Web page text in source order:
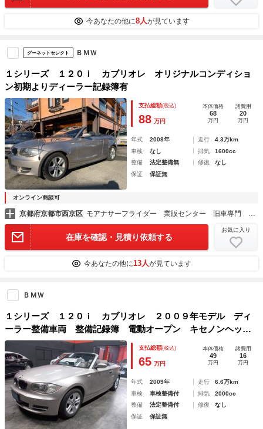
今あなたの他に8人が見ています
グーネットセレクト ＢＭＷ
１シリーズ １２０ｉ カブリオレ オリジナルコンディショ
ン初期よりディーラー記録簿有
支払総額(税込)
88 万円
本体価格
68
万円
諸費用
20
万円
年式 2008年 走行
4.3万km
車検
なし 排気
1600cc
整備
法定整備無 修復
なし
保証
保証無
オンライン商談可
京都府京都市西京区
在庫を確認・見積り依頼する
お気に入り
今あなたの他に13人が見ています
ＢＭＷ
１シリーズ １２０ｉ カブリオレ ２００９年モデル ディ
ーラー整備車両 整備記録簿 電動オープン キセノンヘッド
ライト 社外ナビ バックカメラ 革シート プッシュスター
ト スマートキー スペアキー ＥＴＣ
支払総額(税込)
65 万円
本体価格
49
万円
諸費用
16
万円
年式 2009年 走行
6.6万km
車検
車検整備付 排気
2000cc
整備
法定整備付 修復
なし
保証
保証無